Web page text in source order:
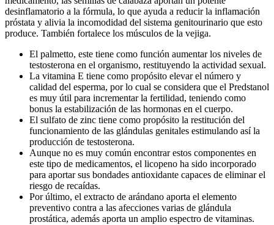
desinflamatorio a la fórmula, lo que ayuda a reducir la inflamación
próstata y alivia la incomodidad del sistema genitourinario que esto
produce. También fortalece los músculos de la vejiga.
El palmetto, este tiene como función aumentar los niveles de
testosterona en el organismo, restituyendo la actividad sexual.
La vitamina E tiene como propósito elevar el número y
calidad del esperma, por lo cual se considera que el Predstanol
es muy útil para incrementar la fertilidad, teniendo como
bonus la estabilización de las hormonas en el cuerpo.
El sulfato de zinc tiene como propósito la restitución del
funcionamiento de las glándulas genitales estimulando así la
producción de testosterona.
Aunque no es muy común encontrar estos componentes en
este tipo de medicamentos, el licopeno ha sido incorporado
para aportar sus bondades antioxidante capaces de eliminar el
riesgo de recaídas.
Por último, el extracto de arándano aporta el elemento
preventivo contra a las afecciones varias de glándula
prostática, además aporta un amplio espectro de vitaminas.